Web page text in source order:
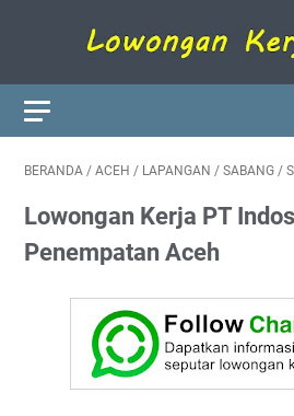
BERANDA / ACEH / LAPANGAN / SABANG /
Lowongan Kerja PT
Penempatan Aceh